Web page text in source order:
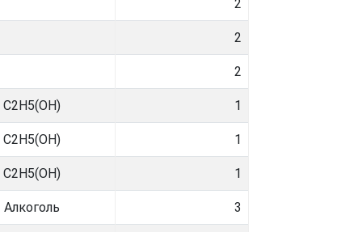
2
2
2
C2H5(OH) 1
C2H5(OH) 1
C2H5(OH) 1
Алкоголь 3